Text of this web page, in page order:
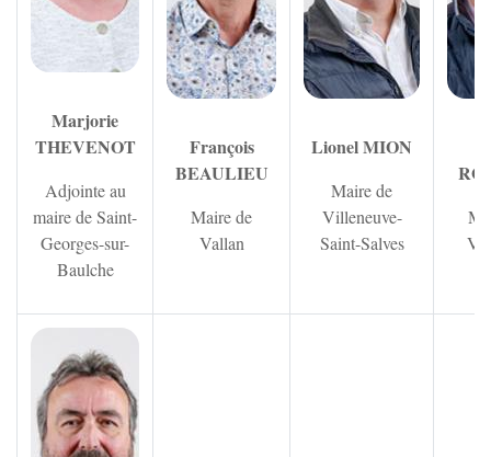
Marjorie
THEVENOT
Adjointe au
maire de Saint-
Georges-sur-
Baulche
François
BEAULIEU
Maire de
Vallan
Lionel MION
Maire de
Villeneuve-
Saint-Salves